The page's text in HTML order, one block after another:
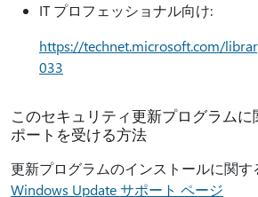
IT プロフェッショナル向け:
https://technet.microsoft.com/
033
このセキュリティ更新プログラム
ポートを受ける方法
更新プログラムのインストールに関す
Windows Update サポート ページ